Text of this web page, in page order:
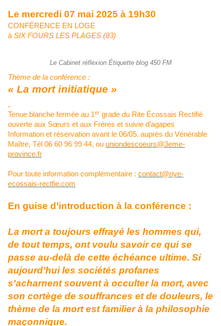
Le mercredi 07 mai 2025 à 19h30
CONFÉRENCE EN LOGE
à SIX FOURS LES PLAGES (83)
Le Cabinet réflexion Étiquette blog 450 FM
Thème de la conférence :
« La mort initiatique »
Tenue blanche fermée au 1er grade du Rite Écossais Rectifié
ouverte aux Sœurs et aux Frères et suivie d’agapes
Information et réservation avant le 06/05. auprès du Vénérable
Maître, Tél 06 60 96 99 44, ou uniondescoeurs@3eme-
province.fr
Pour toute information complémentaire : contact@riye-
ecossais-rectfie.com
En guise d’introduction à la conférence :
La mort a toujours effrayé les hommes qui,
de tout temps, ont voulu savoir ce qui se
passe au-delà de cette échéance ultime. Si
aujourd’hui les sociétés profanes
s'acharnent souvent à occulter la mort, avec
son cortège de souffrances et de douleurs, le
thème de la mort est familier à la philosophie
maçonnique.